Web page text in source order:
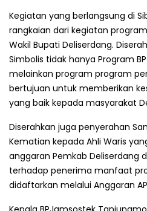
Kegiatan yang berlangsung di
rangkaian dari kegiatan
Wakil Bupati Deliserdang.
Simbolis tidak hanya Program
melainkan program program
bertujuan untuk memberikan
yang baik kepada masyarakat
Diserahkan juga penyerahan
Kematian kepada Ahli Waris
anggaran Pemkab Deliserdang
terhadap penerima manfaat
didaftarkan melalui Anggaran